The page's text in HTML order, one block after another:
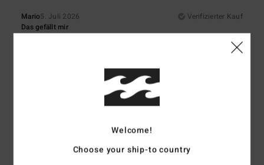
Mario5. Juli 2026
Verifizierter Kauf
Das gefällt mir
: 5/5
5/5
Welcome!
Choose your ship-to country